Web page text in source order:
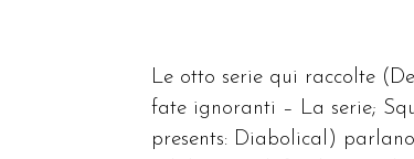
Le otto serie qui raccolte
fate ignoranti – La serie;
presents: Diabolical)